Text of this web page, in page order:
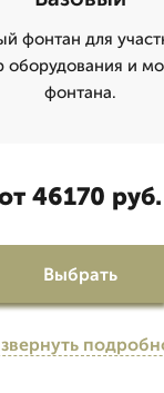
фонтан для
оборудования и
фонтана.
46170 руб.
Выбрать